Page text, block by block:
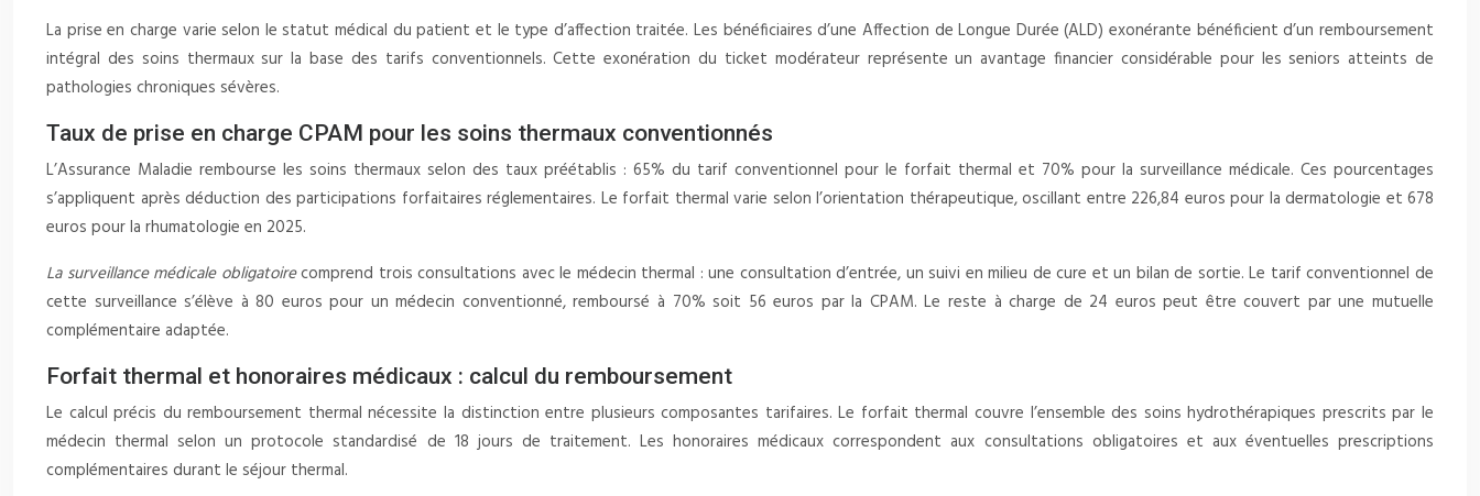
La prise en charge varie selon le statut médical du patient et le type d’affection traitée. Les bénéficiaires d’une Affection de Longue Durée (ALD) exonérante bénéficient d’un remboursement
intégral des soins thermaux sur la base des tarifs conventionnels. Cette exonération du ticket modérateur représente un avantage financier considérable pour les seniors atteints de
pathologies chroniques sévères.
Taux de prise en charge CPAM pour les soins thermaux conventionnés
L’Assurance Maladie rembourse les soins thermaux selon des taux préétablis : 65% du tarif conventionnel pour le forfait thermal et 70% pour la surveillance médicale. Ces pourcentages
s’appliquent après déduction des participations forfaitaires réglementaires. Le forfait thermal varie selon l’orientation thérapeutique, oscillant entre 226,84 euros pour la dermatologie et 678
euros pour la rhumatologie en 2025.
La surveillance médicale obligatoirecomprend trois consultations avec le médecin thermal : une consultation d’entrée, un suivi en milieu de cure et un bilan de sortie. Le tarif conventionnel de
cette surveillance s’élève à 80 euros pour un médecin conventionné, remboursé à 70% soit 56 euros par la CPAM. Le reste à charge de 24 euros peut être couvert par une mutuelle
complémentaire adaptée.
Forfait thermal et honoraires médicaux : calcul du remboursement
Le calcul précis du remboursement thermal nécessite la distinction entre plusieurs composantes tarifaires. Le forfait thermal couvre l’ensemble des soins hydrothérapiques prescrits par le
médecin thermal selon un protocole standardisé de 18 jours de traitement. Les honoraires médicaux correspondent aux consultations obligatoires et aux éventuelles prescriptions
complémentaires durant le séjour thermal.